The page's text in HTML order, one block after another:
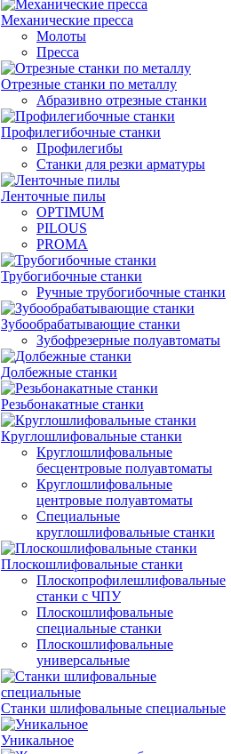
Механические пресса
Молоты
Пресса
Отрезные станки по металлу
Абразивно отрезные станки
Профилегибочные станки
Профилегибы
Станки для резки арматуры
Ленточные пилы
OPTIMUM
PILOUS
PROMA
Трубогибочные станки
Ручные трубогибочные станки
Зубообрабатывающие станки
Зубофрезерные полуавтоматы
Долбежные станки
Резьбонакатные станки
Круглошлифовальные станки
Круглошлифовальные
бесцентровые полуавтоматы
Круглошлифовальные
центровые полуавтоматы
Специальные
круглошлифовальные станки
Плоскошлифовальные станки
Плоскопрофилешлифовальные
станки с ЧПУ
Плоскошлифовальные
специальные станки
Плоскошлифовальные
универсальные
Станки шлифовальные специальные
Уникальное